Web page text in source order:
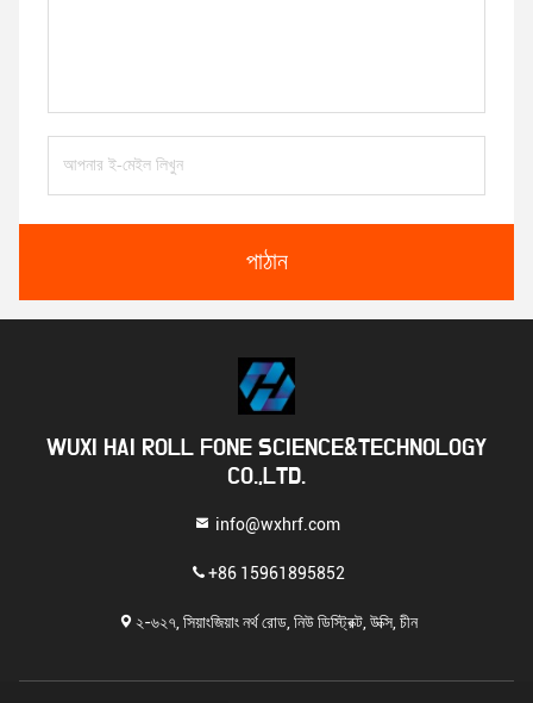
পাঠান
WUXI HAI ROLL FONE SCIENCE&TECHNOLOGY
CO.,LTD.
info@wxhrf.com
+86 15961895852
২-৬২৭, সিয়াংজিয়াং নর্থ রোড, নিউ ডিস্ট্রিক্ট, উক্সি, চীন